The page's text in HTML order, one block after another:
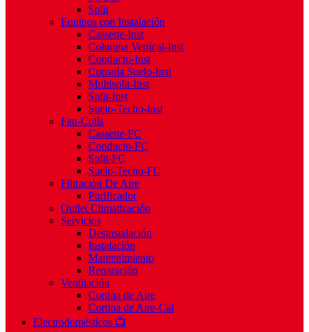
Split
Equipos con Instalación
Cassette-Inst
Columna Vertical-Inst
Conducto-Inst
Consola Suelo-Inst
Multisplit-Inst
Split-Inst
Suelo-Techo-Inst
Fan-Coils
Cassette-FC
Conducto-FC
Split-FC
Suelo-Techo-FC
Filtración De Aire
Purificador
Outlet Climatización
Servicios
Desinstalación
Instalación
Mantenimiento
Reparación
Ventilación
Cortina de Aire
Cortina de Aire-Cal
Electrodomésticos 📺